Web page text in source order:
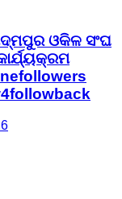
ଓକିଳ ସଂଘ